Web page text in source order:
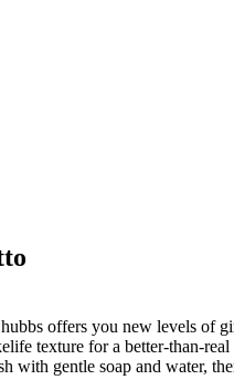
offers you new levels of
texture for a better-than-
with gentle soap and water,